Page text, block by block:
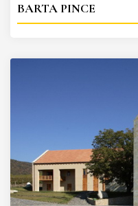
BARTA PINCE